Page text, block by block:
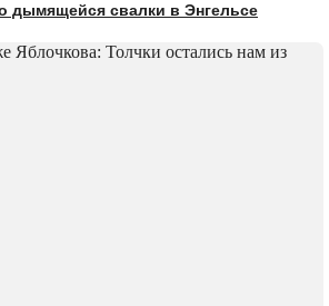
дымящейся свалки в Энгельсе